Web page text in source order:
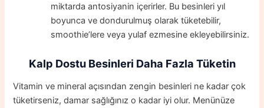
miktarda antosiyanin içerirler. Bu besinleri yıl
boyunca ve dondurulmuş olarak tüketebilir,
smoothie’lere veya yulaf ezmesine ekleyebilirsiniz.
Kalp Dostu Besinleri Daha Fazla Tüketin
Vitamin ve mineral açısından zengin besinleri ne kadar çok
tüketirseniz, damar sağlığınız o kadar iyi olur. Menünüze